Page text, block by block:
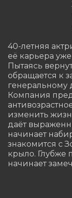
40-летняя
её карьера уже
Пытаясь
обращается к
генеральному
Компания
изменить
даёт
начинает
знакомится с
крыло. Глубже
начинает